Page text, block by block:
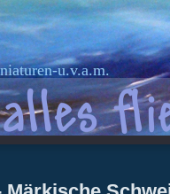
u.v.a.m.